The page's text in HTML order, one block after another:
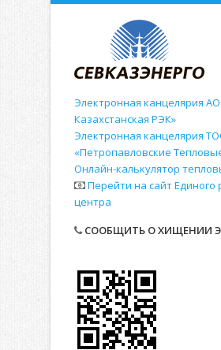
Электронная канцелярия
Казахстанская РЭК»
Электронная канцелярия
«Петропавловские
Онлайн-калькулятор
Перейти на сайт Единого
центра
СООБЩИТЬ О ХИЩЕНИИ